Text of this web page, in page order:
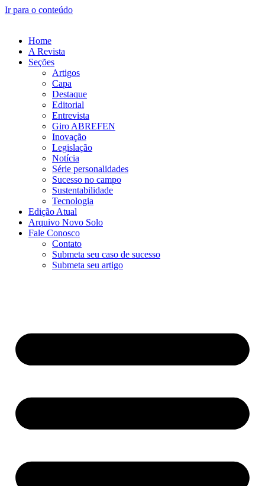
Ir para o conteúdo
Home
A Revista
Seções
Artigos
Capa
Destaque
Editorial
Entrevista
Giro ABREFEN
Inovação
Legislação
Notícia
Série personalidades
Sucesso no campo
Sustentabilidade
Tecnologia
Edição Atual
Arquivo Novo Solo
Fale Conosco
Contato
Submeta seu caso de sucesso
Submeta seu artigo